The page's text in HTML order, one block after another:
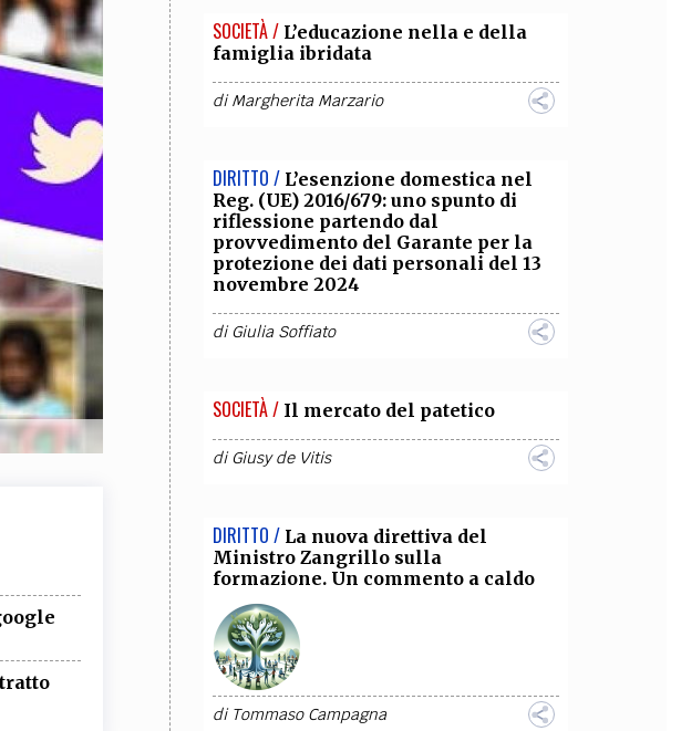
FOTOGRAFI COLLABORA CON NOI
PUBBLICITÀ CONTATTI
SOCIETÀ / L’educazione nella e della
famiglia ibridata
diMargherita Marzario
DIRITTO / L’esenzione domestica nel
Reg. (UE) 2016/679: uno spunto di
riflessione partendo dal
provvedimento del Garante per la
protezione dei dati personali del 13
novembre 2024
diGiulia Soffiato
SOCIETÀ / Il mercato del patetico
diGiusy de Vitis
DIRITTO / La nuova direttiva del
Ministro Zangrillo sulla
formazione. Un commento a caldo
di Tommaso Campagna